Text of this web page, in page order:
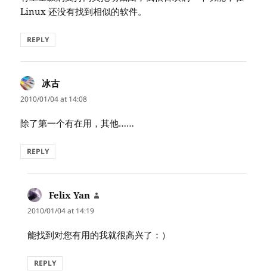
Linux 还没有找到相似的软件。
REPLY
冰古
2010/01/04 at 14:08
除了第一个有在用，其他……
REPLY
Felix Yan
2010/01/04 at 14:19
能找到对您有用的我就很高兴了：）
REPLY